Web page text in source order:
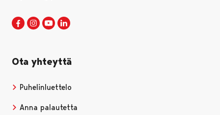
Porin kaupunki Facebookissa
Avautuu uudessa välilehdessä
Porin kaupunki Instagramissa
Avautuu uudessa välilehdessä
Porin kaupunki Youtubessa
Avautuu uudessa välilehdessä
Ota yhteyttä
Puhelinluettelo
Anna palautetta